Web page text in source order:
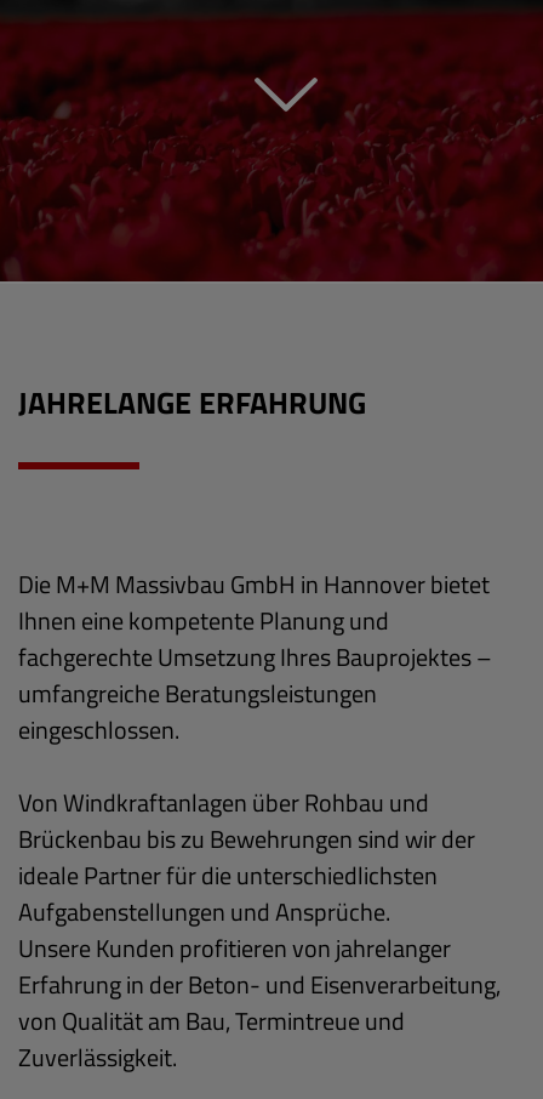
JAHRELANGE ERFAHRUNG
Die M+M Massivbau GmbH in Hannover bietet
Ihnen eine kompetente Planung und
fachgerechte Umsetzung Ihres Bauprojektes –
umfangreiche Beratungsleistungen
eingeschlossen.
Von Windkraftanlagen über Rohbau und
Brückenbau bis zu Bewehrungen sind wir der
ideale Partner für die unterschiedlichsten
Aufgabenstellungen und Ansprüche.
Unsere Kunden profitieren von jahrelanger
Erfahrung in der Beton- und Eisenverarbeitung,
von Qualität am Bau, Termintreue und
Zuverlässigkeit.